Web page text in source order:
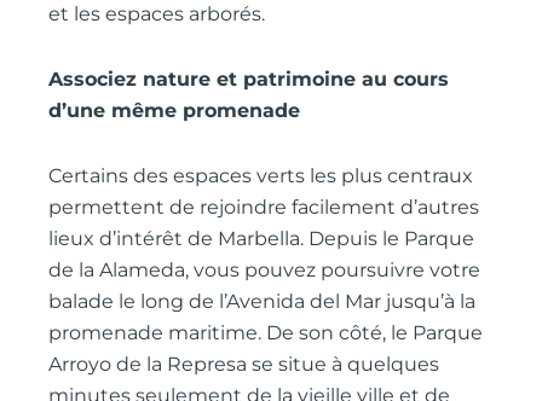
et les espaces arborés.
Associez nature et patrimoine au cours
d’une même promenade
Certains des espaces verts les plus centraux
permettent de rejoindre facilement d’autres
lieux d’intérêt de Marbella. Depuis le Parque
de la Alameda, vous pouvez poursuivre votre
balade le long de l’Avenida del Mar jusqu’à la
promenade maritime. De son côté, le Parque
Arroyo de la Represa se situe à quelques
minutes seulement de la vieille ville et de